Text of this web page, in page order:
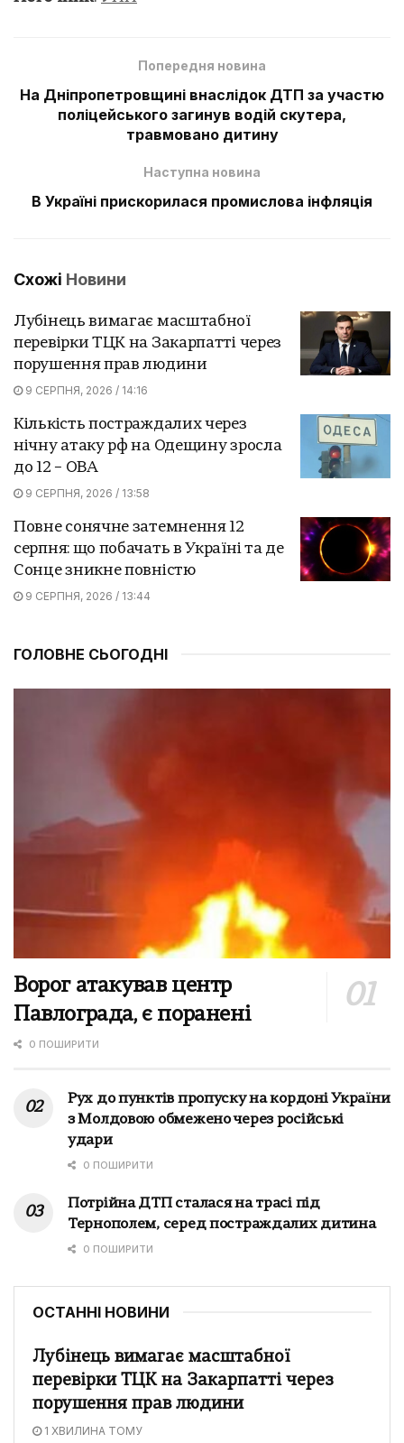
Попередня новина
На Дніпропетровщині внаслідок ДТП за участю
поліцейського загинув водій скутера,
травмовано дитину
Наступна новина
В Україні прискорилася промислова інфляція
Схожі Новини
Лубінець вимагає масштабної
перевірки ТЦК на Закарпатті через
порушення прав людини
9 СЕРПНЯ, 2026 / 14:16
Кількість постраждалих через
нічну атаку рф на Одещину зросла
до 12 – ОВА
9 СЕРПНЯ, 2026 / 13:58
Повне сонячне затемнення 12
серпня: що побачать в Україні та де
Сонце зникне повністю
9 СЕРПНЯ, 2026 / 13:44
ГОЛОВНЕ СЬОГОДНІ
Ворог атакував центр
Павлограда, є поранені
0 ПОШИРИТИ
Рух до пунктів пропуску на кордоні України
з Молдовою обмежено через російські
удари
0 ПОШИРИТИ
Потрійна ДТП сталася на трасі під
Тернополем, серед постраждалих дитина
0 ПОШИРИТИ
ОСТАННІ НОВИНИ
Лубінець вимагає масштабної
перевірки ТЦК на Закарпатті через
порушення прав людини
1 ХВИЛИНА ТОМУ